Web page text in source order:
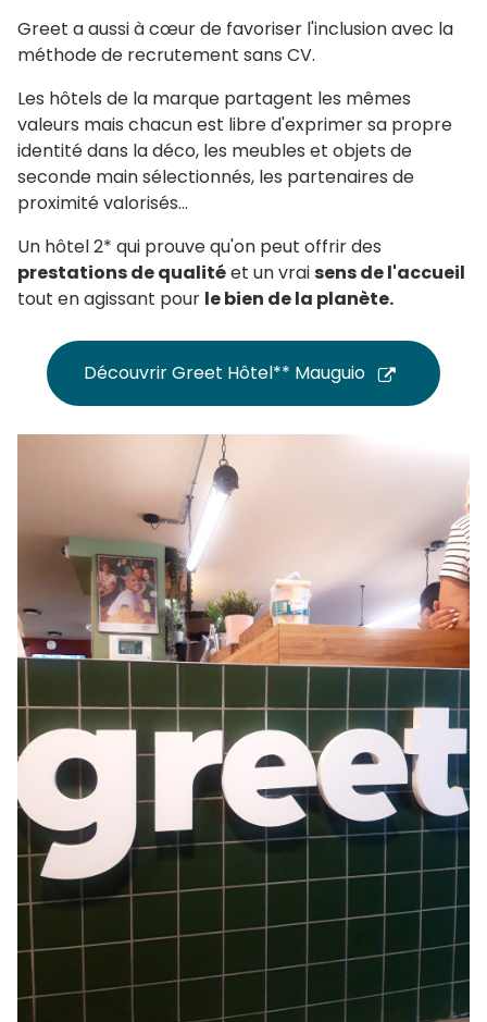
Greet a aussi à cœur de favoriser l'inclusion avec la
méthode de recrutement sans CV.
Les hôtels de la marque partagent les mêmes
valeurs mais chacun est libre d'exprimer sa propre
identité dans la déco, les meubles et objets de
seconde main sélectionnés, les partenaires de
proximité valorisés...
Un hôtel 2* qui prouve qu'on peut offrir des
prestations de qualitéet un vraisens de l'accueil
tout en agissant pour le bien de la planète.
Découvrir Greet Hôtel** Mauguio